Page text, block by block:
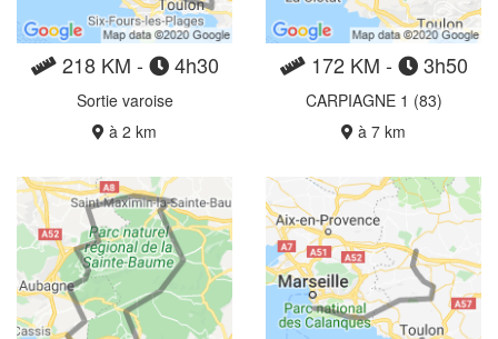
218 KM - 4h30
Sortie varoise
à 2 km
172 KM - 3h50
CARPIAGNE 1 (83)
à 7 km